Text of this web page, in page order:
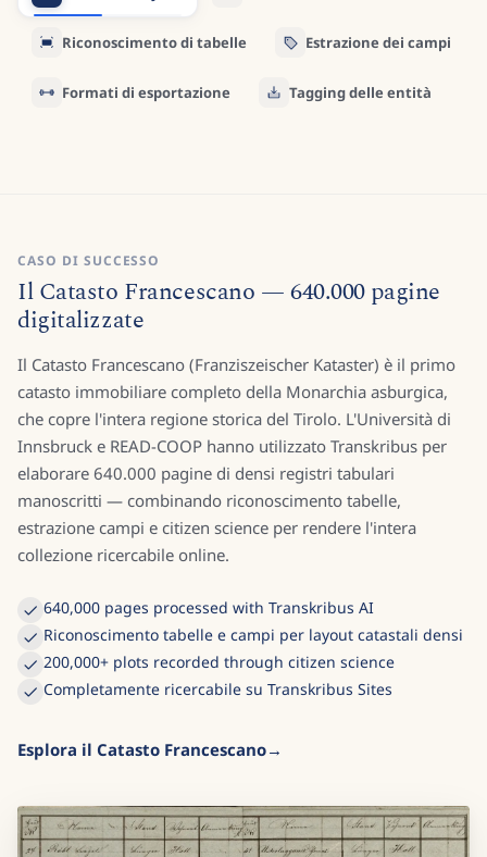
Good Care Im sure was of me taken
10But indeed I was much shaken
Riconoscimento di tabelle Estrazione dei campi
Formati di esportazione Tagging delle entità
CASO DI SUCCESSO
Il Catasto Francescano — 640.000 pagine
digitalizzate
Il Catasto Francescano (Franziszeischer Kataster) è il primo
catasto immobiliare completo della Monarchia asburgica,
che copre l'intera regione storica del Tirolo. L'Università di
Innsbruck e READ-COOP hanno utilizzato Transkribus per
elaborare 640.000 pagine di densi registri tabulari
manoscritti — combinando riconoscimento tabelle,
estrazione campi e citizen science per rendere l'intera
collezione ricercabile online.
640,000 pages processed with Transkribus AI
Riconoscimento tabelle e campi per layout catastali densi
200,000+ plots recorded through citizen science
Completamente ricercabile su Transkribus Sites
Esplora il Catasto Francescano